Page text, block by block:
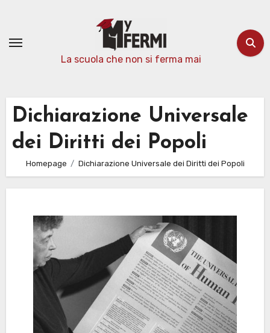
contenuto
La scuola che non si ferma mai
Dichiarazione Universale
dei Diritti dei Popoli
Homepage Dichiarazione Universale dei Diritti dei Popoli